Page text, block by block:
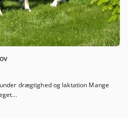
drægtighed og laktation Mange